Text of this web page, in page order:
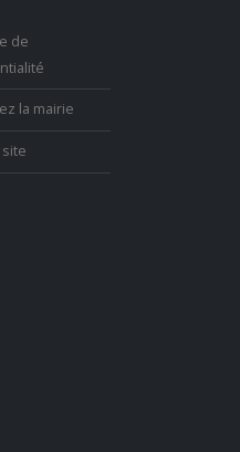
de
la mairie